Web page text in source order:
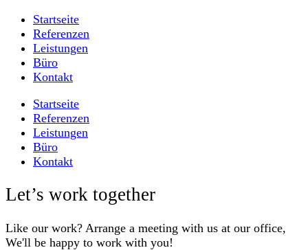
Startseite
Referenzen
Leistungen
Büro
Kontakt
Startseite
Referenzen
Leistungen
Büro
Kontakt
Let’s work together
Like our work? Arrange a meeting with us at our office,
We'll be happy to work with you!